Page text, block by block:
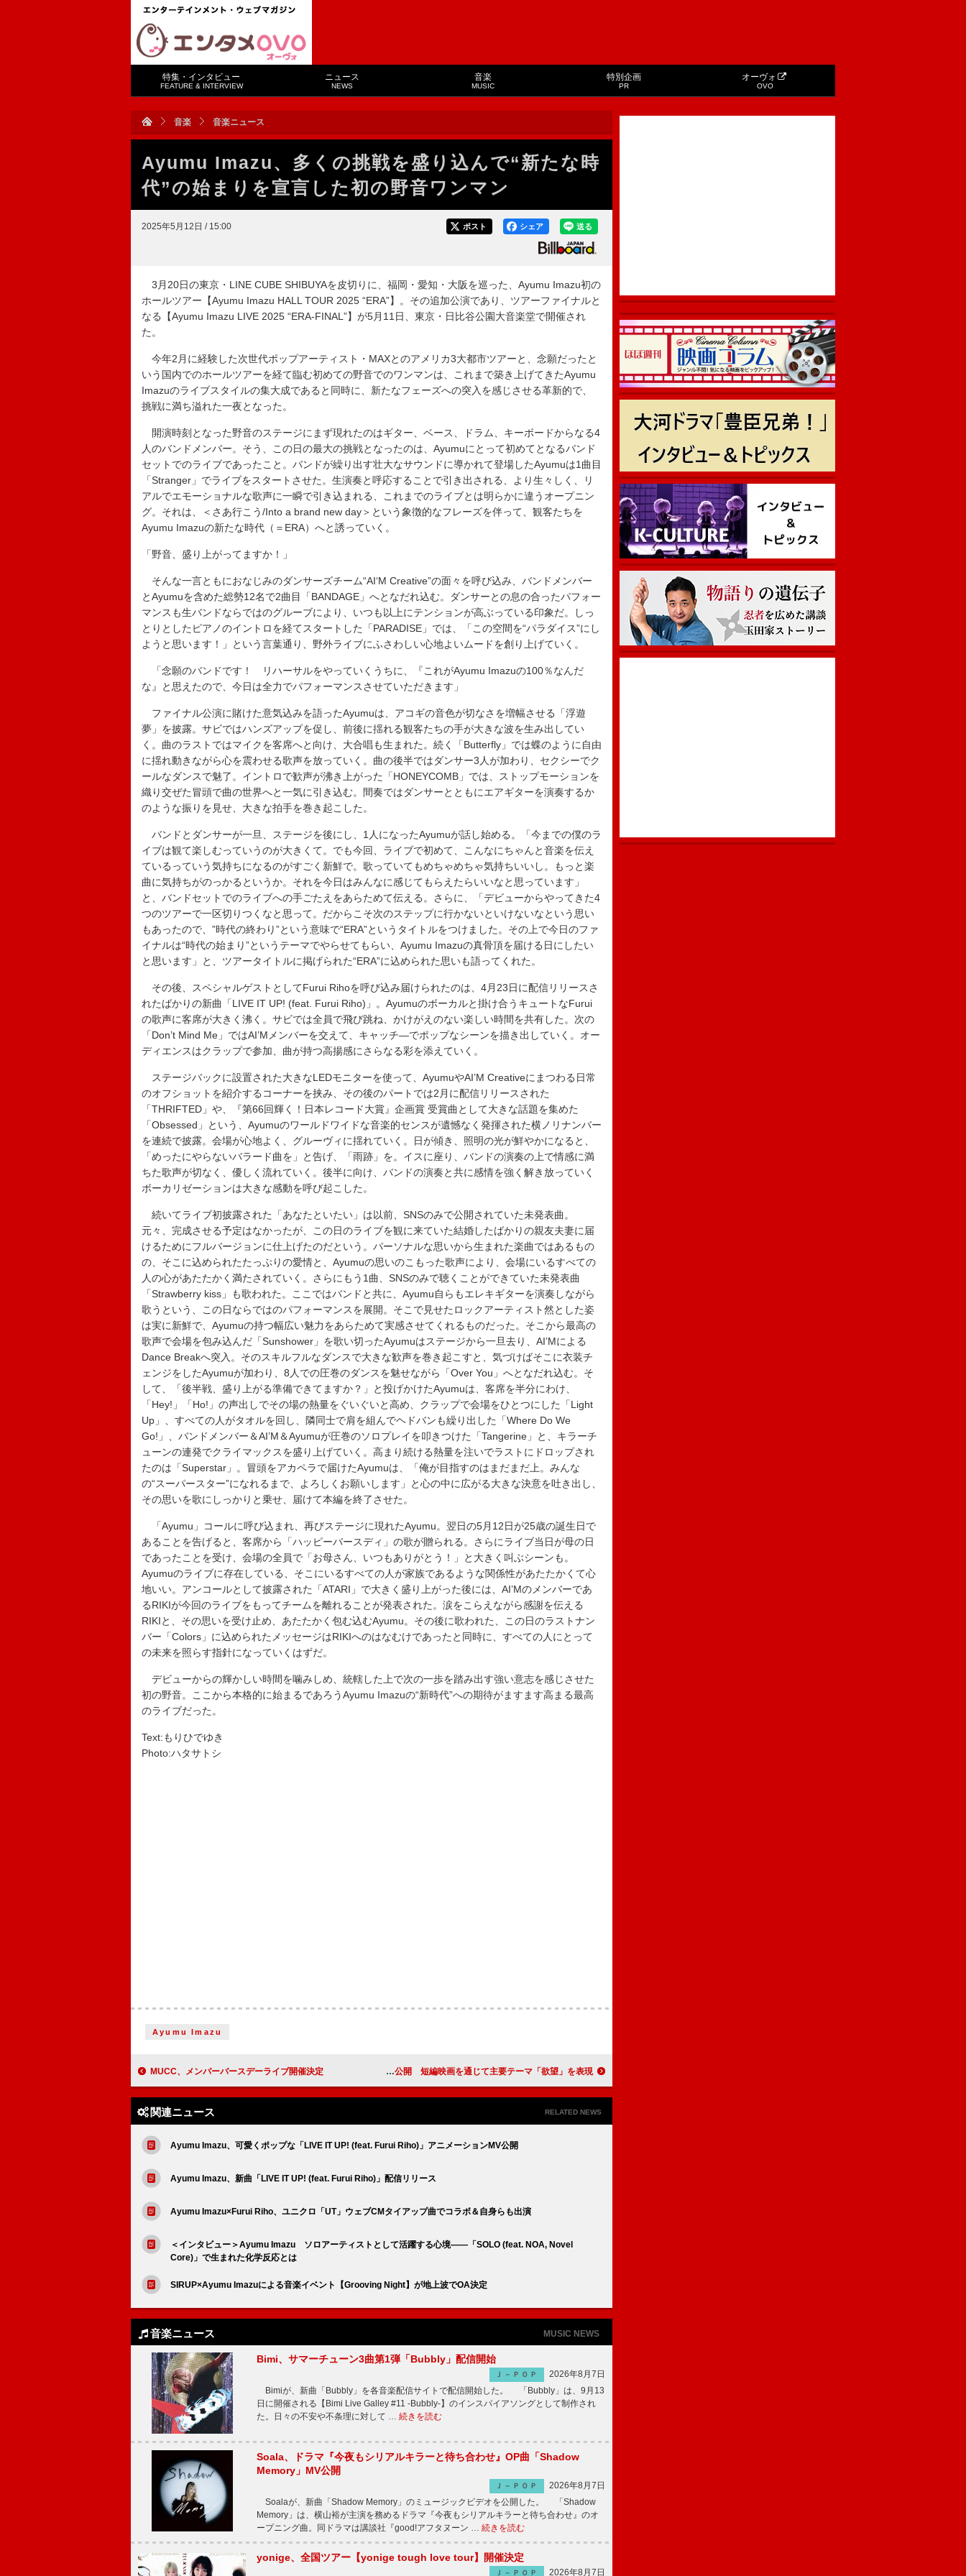
特集・インタビュー
FEATURE & INTERVIEW
ニュース
NEWS
音楽
MUSIC
特別企画
PR
オーヴォ
OVO
音楽 音楽ニュース
Ayumu Imazu、多くの挑戦を盛り込んで“新たな時
代”の始まりを宣言した初の野音ワンマン
2025年5月12日 / 15:00 送る
シェア
ポスト
3月20日の東京・LINE CUBE SHIBUYAを皮切りに、福岡・愛知・大阪を巡った、Ayumu Imazu初の
ホールツアー【Ayumu Imazu HALL TOUR 2025 “ERA”】。その追加公演であり、ツアーファイナルと
なる【Ayumu Imazu LIVE 2025 “ERA-FINAL”】が5月11日、東京・日比谷公園大音楽堂で開催され
た。
今年2月に経験した次世代ポップアーティスト・MAXとのアメリカ3大都市ツアーと、念願だったと
いう国内でのホールツアーを経て臨む初めての野音でのワンマンは、これまで築き上げてきたAyumu
Imazuのライブスタイルの集大成であると同時に、新たなフェーズへの突入を感じさせる革新的で、
挑戦に満ち溢れた一夜となった。
開演時刻となった野音のステージにまず現れたのはギター、ベース、ドラム、キーボードからなる4
人のバンドメンバー。そう、この日の最大の挑戦となったのは、Ayumuにとって初めてとなるバンド
セットでのライブであったこと。バンドが繰り出す壮大なサウンドに導かれて登場したAyumuは1曲目
「Stranger」でライブをスタートさせた。生演奏と呼応することで引き出される、より生々しく、リ
アルでエモーショナルな歌声に一瞬で引き込まれる、これまでのライブとは明らかに違うオープニン
グ。それは、＜さあ行こう/Into a brand new day＞という象徴的なフレーズを伴って、観客たちを
Ayumu Imazuの新たな時代（＝ERA）へと誘っていく。
「野音、盛り上がってますか！」
そんな一言ともにおなじみのダンサーズチーム“AI‘M Creative”の面々を呼び込み、バンドメンバー
とAyumuを含めた総勢12名で2曲目「BANDAGE」へとなだれ込む。ダンサーとの息の合ったパフォー
マンスも生バンドならではのグルーブにより、いつも以上にテンションが高ぶっている印象だ。しっ
とりとしたピアノのイントロを経てスタートした「PARADISE」では、「この空間を“パラダイス”にし
ようと思います！」という言葉通り、野外ライブにふさわしい心地よいムードを創り上げていく。
「念願のバンドです！ リハーサルをやっていくうちに、『これがAyumu Imazuの100％なんだ
な』と思えたので、今日は全力でパフォーマンスさせていただきます」
ファイナル公演に賭けた意気込みを語ったAyumuは、アコギの音色が切なさを増幅させる「浮遊
夢」を披露。サビではハンズアップを促し、前後に揺れる観客たちの手が大きな波を生み出してい
く。曲のラストではマイクを客席へと向け、大合唱も生まれた。続く「Butterfly」では蝶のように自由
に揺れ動きながら心を震わせる歌声を放っていく。曲の後半ではダンサー3人が加わり、セクシーでク
ールなダンスで魅了。イントロで歓声が沸き上がった「HONEYCOMB」では、ストップモーションを
織り交ぜた冒頭で曲の世界へと一気に引き込む。間奏ではダンサーとともにエアギターを演奏するか
のような振りを見せ、大きな拍手を巻き起こした。
バンドとダンサーが一旦、ステージを後にし、1人になったAyumuが話し始める。「今までの僕のラ
イブは観て楽しむっていうのが大きくて。でも今回、ライブで初めて、こんなにちゃんと音楽を伝え
ているっていう気持ちになるのがすごく新鮮で。歌っていてもめちゃめちゃ気持ちいいし。もっと楽
曲に気持ちがのっかるというか。それを今日はみんなに感じてもらえたらいいなと思っています」
と、バンドセットでのライブへの手ごたえをあらためて伝える。さらに、「デビューからやってきた4
つのツアーで一区切りつくなと思って。だからこそ次のステップに行かないといけないなという思い
もあったので、”時代の終わり”という意味で“ERA”というタイトルをつけました。その上で今日のファ
イナルは“時代の始まり”というテーマでやらせてもらい、Ayumu Imazuの真骨頂を届ける日にしたい
と思います」と、ツアータイトルに掲げられた“ERA”に込められた思いも語ってくれた。
その後、スペシャルゲストとしてFurui Rihoを呼び込み届けられたのは、4月23日に配信リリースさ
れたばかりの新曲「LIVE IT UP! (feat. Furui Riho)」。Ayumuのボーカルと掛け合うキュートなFurui
の歌声に客席が大きく沸く。サビでは全員で飛び跳ね、かけがえのない楽しい時間を共有した。次の
「Don’t Mind Me」ではAI’Mメンバーを交えて、キャッチ―でポップなシーンを描き出していく。オー
ディエンスはクラップで参加、曲が持つ高揚感にさらなる彩を添えていく。
ステージバックに設置された大きなLEDモニターを使って、AyumuやAI’M Creativeにまつわる日常
のオフショットを紹介するコーナーを挟み、その後のパートでは2月に配信リリースされた
「THRIFTED」や、『第66回輝く！日本レコード大賞』企画賞 受賞曲として大きな話題を集めた
「Obsessed」という、Ayumuのワールドワイドな音楽的センスが遺憾なく発揮された横ノリナンバー
を連続で披露。会場が心地よく、グルーヴィに揺れていく。日が傾き、照明の光が鮮やかになると、
「めったにやらないバラード曲を」と告げ、「雨跡」を。イスに座り、バンドの演奏の上で情感に満
ちた歌声が切なく、優しく流れていく。後半に向け、バンドの演奏と共に感情を強く解き放っていく
ボーカリゼーションは大きな感動を呼び起こした。
続いてライブ初披露された「あなたといたい」は以前、SNSのみで公開されていた未発表曲。
元々、完成させる予定はなかったが、この日のライブを観に来ていた結婚したばかりの親友夫妻に届
けるためにフルバージョンに仕上げたのだという。パーソナルな思いから生まれた楽曲ではあるもの
の、そこに込められたたっぷりの愛情と、Ayumuの思いのこもった歌声により、会場にいるすべての
人の心があたたかく満たされていく。さらにもう1曲、SNSのみで聴くことができていた未発表曲
「Strawberry kiss」も歌われた。ここではバンドと共に、Ayumu自らもエレキギターを演奏しながら
歌うという、この日ならではのパフォーマンスを展開。そこで見せたロックアーティスト然とした姿
は実に新鮮で、Ayumuの持つ幅広い魅力をあらためて実感させてくれるものだった。そこから最高の
歌声で会場を包み込んだ「Sunshower」を歌い切ったAyumuはステージから一旦去り、AI’Mによる
Dance Breakへ突入。そのスキルフルなダンスで大きな歓声を巻き起こすと、気づけばそこに衣装チ
ェンジをしたAyumuが加わり、8人での圧巻のダンスを魅せながら「Over You」へとなだれ込む。そ
して、「後半戦、盛り上がる準備できてますか？」と投げかけたAyumuは、客席を半分にわけ、
「Hey!」「Ho!」の声出しでその場の熱量をぐいぐいと高め、クラップで会場をひとつにした「Light
Up」、すべての人がタオルを回し、隣同士で肩を組んでヘドバンも繰り出した「Where Do We
Go!」、バンドメンバー＆AI’M＆Ayumuが圧巻のソロプレイを叩きつけた「Tangerine」と、キラーチ
ューンの連発でクライマックスを盛り上げていく。高まり続ける熱量を注いでラストにドロップされ
たのは「Superstar」。冒頭をアカペラで届けたAyumuは、「俺が目指すのはまだまだ上。みんな
の“スーパースター”になれるまで、よろしくお願いします」と心の中に広がる大きな決意を吐き出し、
その思いを歌にしっかりと乗せ、届けて本編を終了させた。
「Ayumu」コールに呼び込まれ、再びステージに現れたAyumu。翌日の5月12日が25歳の誕生日で
あることを告げると、客席から「ハッピーバースディ」の歌が贈られる。さらにライブ当日が母の日
であったことを受け、会場の全員で「お母さん、いつもありがとう！」と大きく叫ぶシーンも。
Ayumuのライブに存在している、そこにいるすべての人が家族であるような関係性があたたかくて心
地いい。アンコールとして披露された「ATARI」で大きく盛り上がった後には、AI’Mのメンバーであ
るRIKIが今回のライブをもってチームを離れることが発表された。涙をこらえながら感謝を伝える
RIKIと、その思いを受け止め、あたたかく包む込むAyumu。その後に歌われた、この日のラストナン
バー「Colors」に込められたメッセージはRIKIへのはなむけであったと同時に、すべての人にとって
の未来を照らす指針になっていくはずだ。
デビューからの輝かしい時間を噛みしめ、統轄した上で次の一歩を踏み出す強い意志を感じさせた
初の野音。ここから本格的に始まるであろうAyumu Imazuの“新時代”への期待がますます高まる最高
のライブだった。
Text:もりひでゆき
Photo:ハタサトシ
Ayumu Imazu
MUCC、メンバーバースデーライブ開催決定 ENHYPEN、ミニアルバム『DESIRE : UNLEASH』コンセプトシネマ公開 短編映画を通じて主要テーマ「欲望」を表現
関連ニュース RELATED NEWS
Ayumu Imazu、可愛くポップな「LIVE IT UP! (feat. Furui Riho)」アニメーションMV公開
Ayumu Imazu、新曲「LIVE IT UP! (feat. Furui Riho)」配信リリース
Ayumu Imazu×Furui Riho、ユニクロ「UT」ウェブCMタイアップ曲でコラボ＆自身らも出演
＜インタビュー＞Ayumu Imazu ソロアーティストとして活躍する心境――「SOLO (feat. NOA, Novel
Core)」で生まれた化学反応とは
SIRUP×Ayumu Imazuによる音楽イベント【Grooving Night】が地上波でOA決定
音楽ニュース MUSIC NEWS
Bimi、サマーチューン3曲第1弾「Bubbly」配信開始
Ｊ－ＰＯＰ
2026年8月7日
Bimiが、新曲「Bubbly」を各音楽配信サイトで配信開始した。 「Bubbly」は、9月13
日に開催される【Bimi Live Galley #11 -Bubbly-】のインスパイアソングとして制作され
た。日々の不安や不条理に対して … 続きを読む
Soala、ドラマ『今夜もシリアルキラーと待ち合わせ』OP曲「Shadow
Memory」MV公開
Ｊ－ＰＯＰ
2026年8月7日
Soalaが、新曲「Shadow Memory」のミュージックビデオを公開した。 「Shadow
Memory」は、横山裕が主演を務めるドラマ『今夜もシリアルキラーと待ち合わせ』のオ
ープニング曲。同ドラマは講談社『good!アフタヌーン … 続きを読む
yonige、全国ツアー【yonige tough love tour】開催決定
Ｊ－ＰＯＰ 2026年8月7日